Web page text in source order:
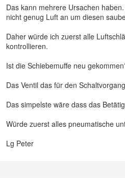
Das kann mehrere Ursachen
nicht genug Luft an um diesen
Daher würde ich zuerst alle
kontrollieren.
Ist die Schiebemuffe neu
Das Ventil das für den
Das simpelste wäre dass das
Würde zuerst alles pneumatische
Lg Peter